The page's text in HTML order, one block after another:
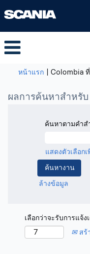
หน้าแรก Colombia
ผลการค้นหาสำหรับ
ค้นหาตามคำ
แสดงตัวเลือกเ
ล้างข้อมูล
เลือกว่าจะรับการแจ้ง
สร้